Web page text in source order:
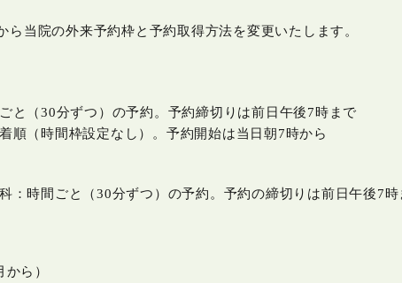
ら当院の外来予約枠と予約取得方法を変更いたします。
と（30分ずつ）の予約。予約締切りは前日午後7時まで
順（時間枠設定なし）。予約開始は当日朝7時から
：時間ごと（30分ずつ）の予約。予約の締切りは前日午後7時
から）